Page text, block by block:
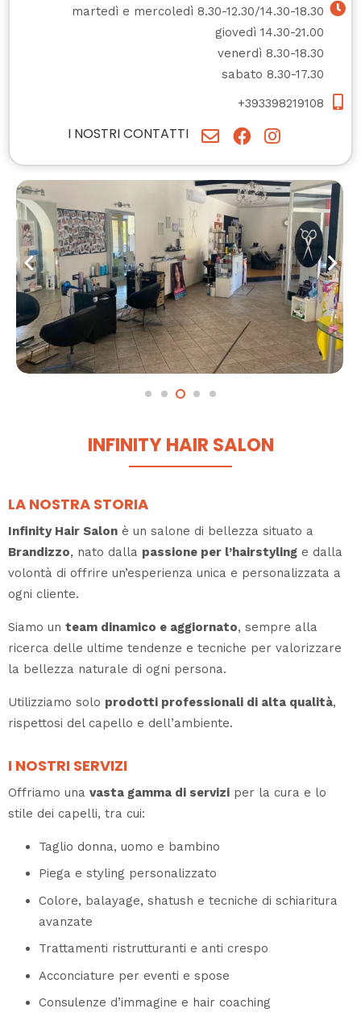
martedì e mercoledì 8.30-12.30/14.30-18.30
giovedì 14.30-21.00
venerdì 8.30-18.30
sabato 8.30-17.30
+393398219108
I NOSTRI CONTATTI
INFINITY HAIR SALON
LA NOSTRA STORIA
Infinity Hair Salon è un salone di bellezza situato a
Brandizzo, nato dalla passione per l’hairstyling e dalla
volontà di offrire un’esperienza unica e personalizzata a
ogni cliente.
Siamo un team dinamico e aggiornato, sempre alla
ricerca delle ultime tendenze e tecniche per valorizzare
la bellezza naturale di ogni persona.
Utilizziamo solo prodotti professionali di alta qualità,
rispettosi del capello e dell’ambiente.
I NOSTRI SERVIZI
Offriamo una vasta gamma di servizi per la cura e lo
stile dei capelli, tra cui:
Taglio donna, uomo e bambino
Piega e styling personalizzato
Colore, balayage, shatush e tecniche di schiaritura
avanzate
Trattamenti ristrutturanti e anti crespo
Acconciature per eventi e spose
Consulenze d’immagine e hair coaching